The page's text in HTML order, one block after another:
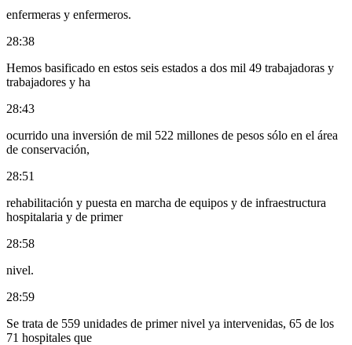
enfermeras y enfermeros.
28:38
Hemos basificado en estos seis estados a dos mil 49 trabajadoras y
trabajadores y ha
28:43
ocurrido una inversión de mil 522 millones de pesos sólo en el área
de conservación,
28:51
rehabilitación y puesta en marcha de equipos y de infraestructura
hospitalaria y de primer
28:58
nivel.
28:59
Se trata de 559 unidades de primer nivel ya intervenidas, 65 de los
71 hospitales que